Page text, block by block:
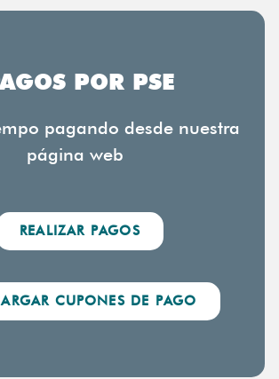
POR PSE
pagando desde nuestra
página web
REALIZAR PAGOS
CUPONES DE PAGO